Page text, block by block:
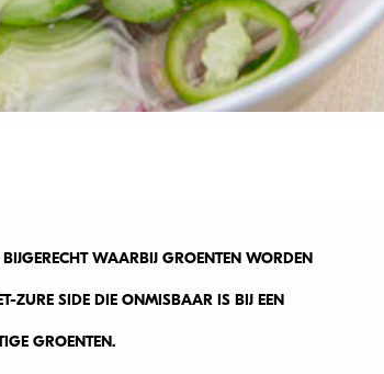
WAARBIJ GROENTEN WORDEN
ZURE SIDE DIE ONMISBAAR IS BIJ EEN
GROENTEN.